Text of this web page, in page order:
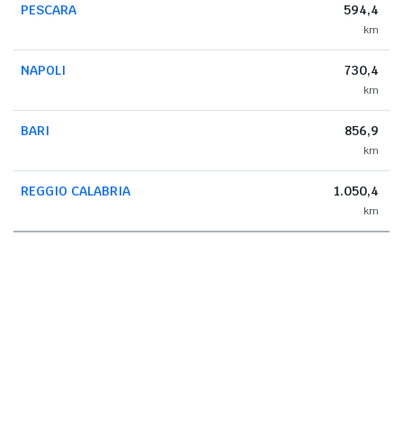
PESCARA 594,4
km
NAPOLI 730,4
km
BARI 856,9
km
REGGIO CALABRIA 1.050,4
km